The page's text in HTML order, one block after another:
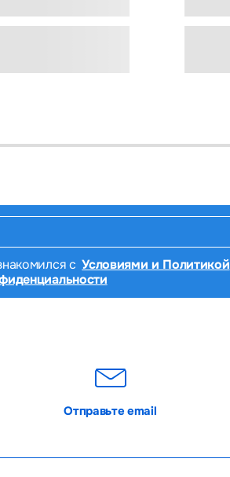
с Условиями и Политикой
Отправьте email